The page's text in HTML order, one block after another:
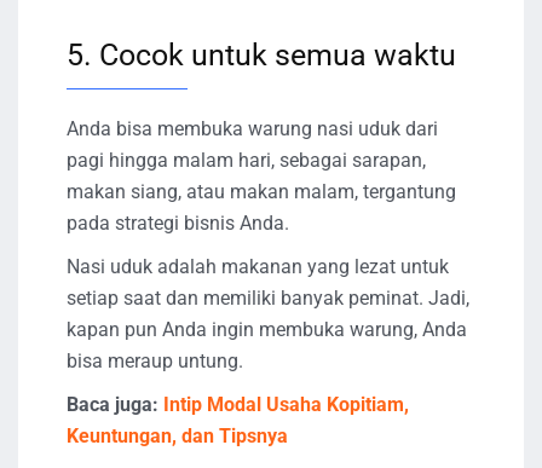
5. Cocok untuk semua waktu
Anda bisa membuka warung nasi uduk dari
pagi hingga malam hari, sebagai sarapan,
makan siang, atau makan malam, tergantung
pada strategi bisnis Anda.
Nasi uduk adalah makanan yang lezat untuk
setiap saat dan memiliki banyak peminat. Jadi,
kapan pun Anda ingin membuka warung, Anda
bisa meraup untung.
Baca juga: Intip Modal Usaha Kopitiam,
Keuntungan, dan Tipsnya